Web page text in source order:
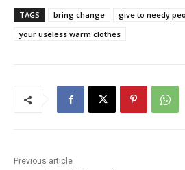
c
e
st
o
o
n
ai
l
ar
TAGS bring change give to needy
your useless warm clothes
Previous article